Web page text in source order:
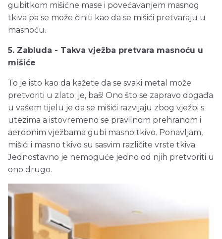
gubitkom mišićne mase i povećavanjem masnog
tkiva pa se može činiti kao da se mišići pretvaraju u
masnoću.
5. Zabluda - Takva vježba pretvara masnoću u
mišiće
To je isto kao da kažete da se svaki metal može
pretvoriti u zlato; je, baš! Ono što se zapravo događa
u vašem tijelu je da se mišići razvijaju zbog vježbi s
utezima a istovremeno se pravilnom prehranom i
aerobnim vježbama gubi masno tkivo. Ponavljam,
mišići i masno tkivo su sasvim različite vrste tkiva.
Jednostavno je nemoguće jedno od njih pretvoriti u
ono drugo.